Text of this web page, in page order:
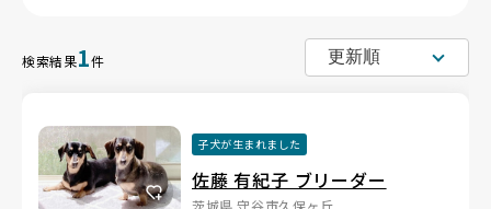
検索結果1件
子犬が生まれました
佐藤 有紀子 ブリーダー
茨城県 守谷市久保ヶ丘